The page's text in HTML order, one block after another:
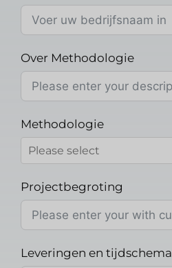
Over Methodologie
Methodologie
Projectbegroting
Leveringen en tijdschema